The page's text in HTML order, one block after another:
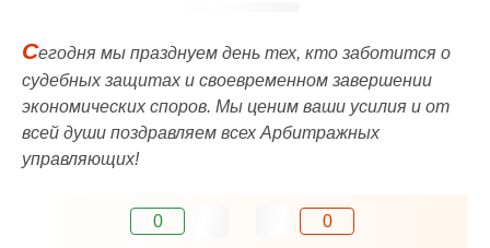
Сегодня мы празднуем день тех, кто заботится о
судебных защитах и своевременном завершении
экономических споров. Мы ценим ваши усилия и от
всей души поздравляем всех Арбитражных
управляющих!
0 0